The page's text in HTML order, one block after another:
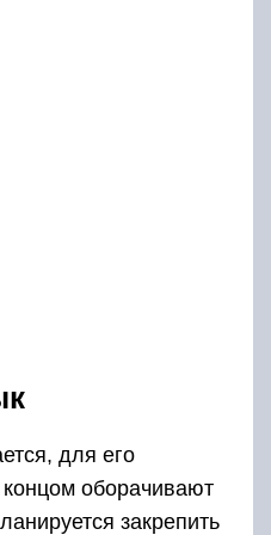
для его
оборачивают
закрепить